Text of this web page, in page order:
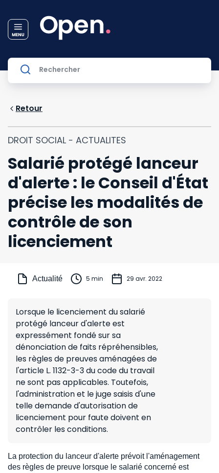
Retour
DROIT SOCIAL - ACTUALITES
Salarié protégé lanceur
d'alerte : le Conseil d'État
précise les modalités de
contrôle de son
licenciement
Actualité 5 min 29 avr. 2022
Lorsque le licenciement du salarié
protégé lanceur d'alerte est
expressément fondé sur sa
dénonciation de faits répréhensibles,
les règles de preuves aménagées de
l'article L. 1132-3-3 du code du travail
ne sont pas applicables. Toutefois,
l'administration et le juge saisis d'une
telle demande d'autorisation de
licenciement pour faute doivent en
contrôler les conditions.
La protection du lanceur d'alerte prévoit l'aménagement
des règles de preuve lorsque le salarié concerné est